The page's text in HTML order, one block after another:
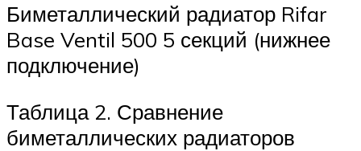
Биметаллический радиатор Rifar
Base Ventil 500 5 секций (нижнее
подключение)
Таблица 2. Сравнение
биметаллических радиаторов